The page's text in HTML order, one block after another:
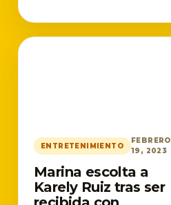
ENTRETENIMIENTO
FEBRERO
19, 2023
Marina escolta a
Karely Ruiz tras ser